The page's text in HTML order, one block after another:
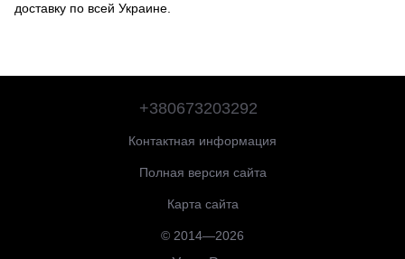
доставку по всей Украине.
+380673203292
Контактная информация
Полная версия сайта
Карта сайта
© 2014—2026